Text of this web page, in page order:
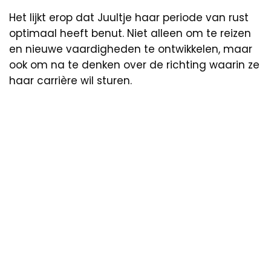
Het lijkt erop dat Juultje haar periode van rust
optimaal heeft benut. Niet alleen om te reizen
en nieuwe vaardigheden te ontwikkelen, maar
ook om na te denken over de richting waarin ze
haar carrière wil sturen.